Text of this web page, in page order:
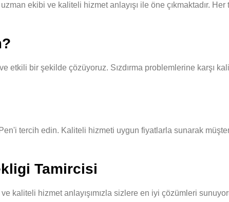
ekibi ve kaliteli hizmet anlayışı ile öne çıkmaktadır.
etkili bir şekilde çözüyoruz. Sızdırma problemlerine karşı
tercih edin. Kaliteli hizmeti uygun fiyatlarla sunarak
Tamircisi
kaliteli hizmet anlayışımızla sizlere en iyi çözümleri